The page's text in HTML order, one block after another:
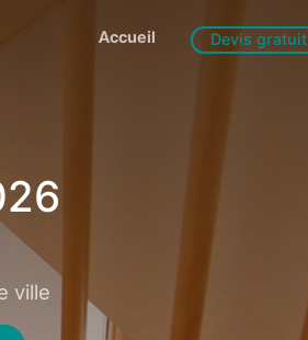
Accueil Devis gratuit
ville